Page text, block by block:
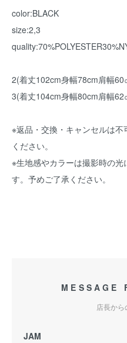
color:BLACK
size:2,3
2(着丈102cm身幅78cm肩幅60
3(着丈104cm身幅80cm肩幅62
※返品・交換・キャンセルは
ください。
※生地感やカラーは撮影時の
す。予めご了承ください。
MESSAGE
店長か
JAM